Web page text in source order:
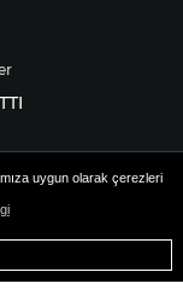
uygun olarak çerezleri